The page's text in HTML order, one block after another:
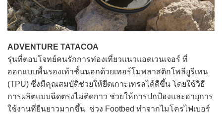
ADVENTURE TATACOA
รุ่นที่ตอบโจทย์คนรักการท่องเที่ยวแนวแอดเวนเจอร์ ที่
ออกแบบพื้นรองเท้าชั้นนอกด้วยเทอร์โมพลาสติกโพลียูรีเทน
(TPU) ซึ่งมีคุณสมบัติช่วยให้ยึดเกาะเทรลได้ดีขึ้น โดยใช้วิธี
การผลิตแบบฉีดตรงไม่ติดกาว ช่วยให้การปกป้องและอายุการ
ใช้งานที่ยืนยาวมากขึ้น ช่วง Footbed ทำจากไมโครไฟเบอร์